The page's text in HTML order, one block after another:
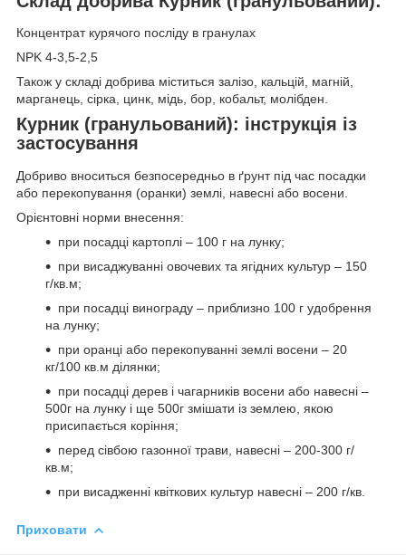
Концентрат курячого посліду в гранулах
NPK 4-3,5-2,5
Також у складі добрива міститься залізо, кальцій, магній,
марганець, сірка, цинк, мідь, бор, кобальт, молібден.
Курник (гранульований): інструкція із
застосування
Добриво вноситься безпосередньо в ґрунт під час посадки
або перекопування (оранки) землі, навесні або восени.
Орієнтовні норми внесення:
при посадці картоплі – 100 г на лунку;
при висаджуванні овочевих та ягідних культур – 150
г/кв.м;
при посадці винограду – приблизно 100 г удобрення
на лунку;
при оранці або перекопуванні землі восени – 20
кг/100 кв.м ділянки;
при посадці дерев і чагарників восени або навесні –
500г на лунку і ще 500г змішати із землею, якою
присипається коріння;
перед сівбою газонної трави, навесні – 200-300 г/
кв.м;
при висадженні квіткових культур навесні – 200 г/кв.
Приховати